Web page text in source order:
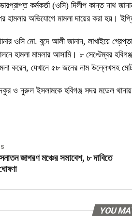
কর্মকর্তা (ওসি) দিলীপ কান্ত নাথ
হামলার অভিযোগে মামলা দায়ের করা হয়।
ওসি মো. বন্দে আলী জানান, লাখাইয়ে
হামলা মামলার আসামি। ৮ সেপ্টেম্বর
করেন, যেখানে ৫৮ জনের নাম উল্লেখসহ
ও নুরুল ইসলামকে হবিগঞ্জ সদর মডেল থানায়
সনাতন জাগরণ মঞ্চের সমাবেশ, ৮ দাবিতে
YOU